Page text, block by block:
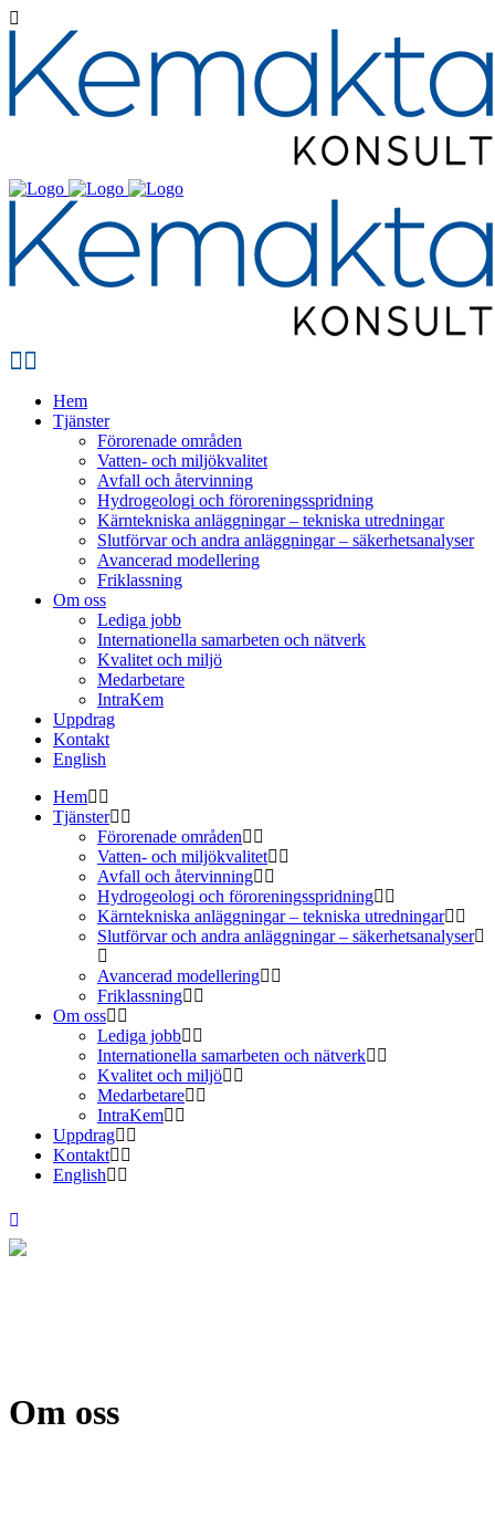
Hem
Tjänster
Förorenade områden
Vatten- och miljökvalitet
Avfall och återvinning
Hydrogeologi och föroreningsspridning
Kärntekniska anläggningar – tekniska utredningar
Slutförvar och andra anläggningar – säkerhetsanalyser
Avancerad modellering
Friklassning
Om oss
Lediga jobb
Internationella samarbeten och nätverk
Kvalitet och miljö
Medarbetare
IntraKem
Uppdrag
Kontakt
English
Hem
Tjänster
Förorenade områden
Vatten- och miljökvalitet
Avfall och återvinning
Hydrogeologi och föroreningsspridning
Kärntekniska anläggningar – tekniska utredningar
Slutförvar och andra anläggningar – säkerhetsanalyser
Avancerad modellering
Friklassning
Om oss
Lediga jobb
Internationella samarbeten och nätverk
Kvalitet och miljö
Medarbetare
IntraKem
Uppdrag
Kontakt
English
Om oss